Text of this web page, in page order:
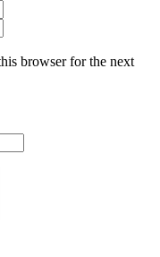
browser for the next